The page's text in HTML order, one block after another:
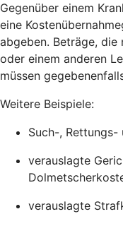
Gegenüber einem
eine
abgeben. Beträge, die
oder einem anderen
müssen
Weitere Beispiele:
Such-,
verauslagte
verauslagte